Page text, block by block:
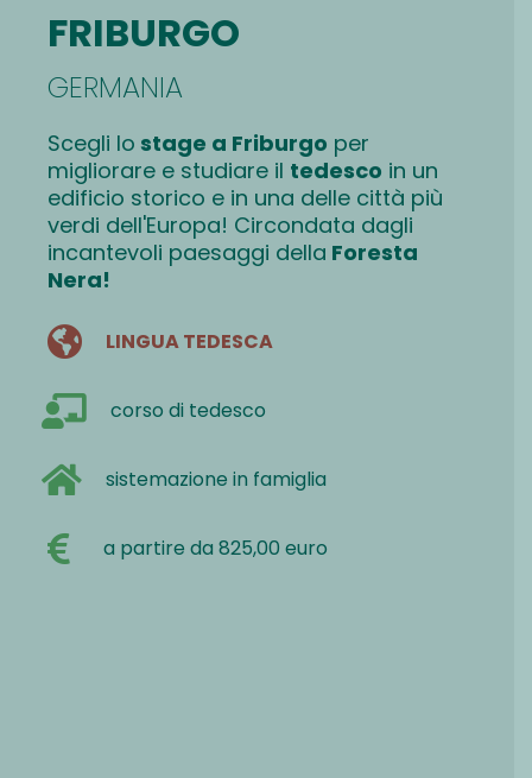
FRIBURGO
GERMANIA
Scegli lo stage a Friburgo per
migliorare e studiare il tedesco in un
edificio storico e in una delle città più
verdi dell'Europa! Circondata dagli
incantevoli paesaggi della Foresta
Nera!
LINGUA TEDESCA
corso di tedesco
sistemazione in famiglia
a partire da 825,00 euro